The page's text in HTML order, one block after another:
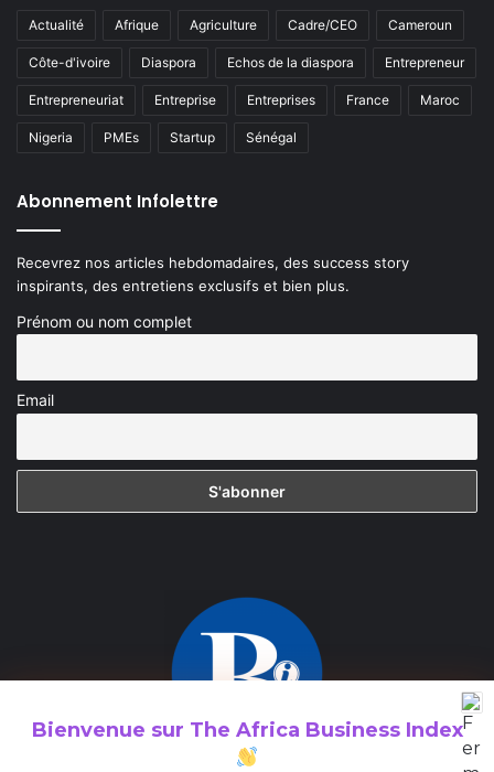
Bienvenue sur The Africa Business Index
Actualité Afrique Agriculture Cadre/CEO Cameroun
Côte-d'ivoire Diaspora Echos de la diaspora Entrepreneur
Entrepreneuriat Entreprise Entreprises France Maroc
Nigeria PMEs Startup Sénégal
Abonnement Infolettre
Recevrez nos articles hebdomadaires, des success story
inspirants, des entretiens exclusifs et bien plus.
Prénom ou nom complet
Email